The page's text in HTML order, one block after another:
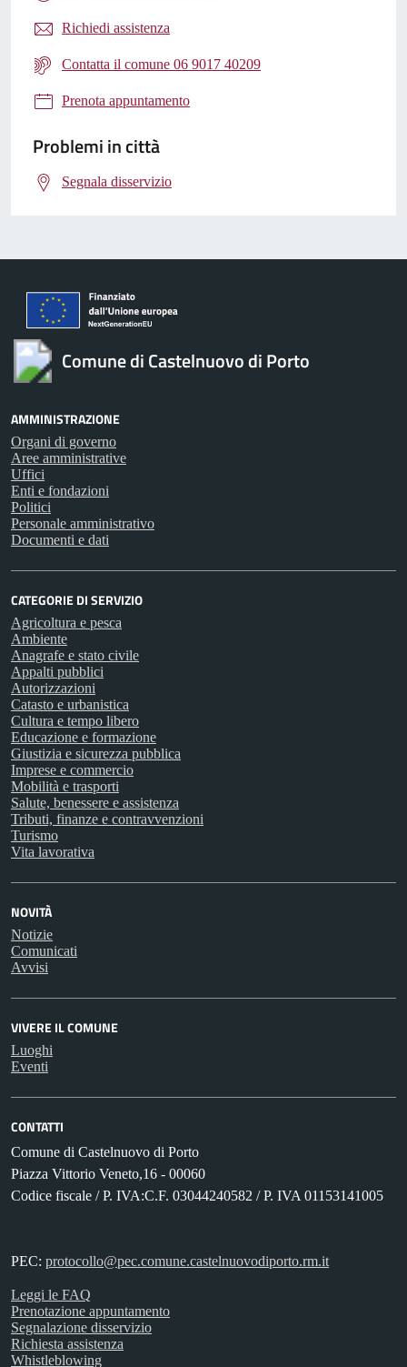
Richiedi assistenza
Contatta il comune 06 9017 40209
Prenota appuntamento
Problemi in città
Segnala disservizio
Comune di Castelnuovo di Porto
AMMINISTRAZIONE
Organi di governo
Aree amministrative
Uffici
Enti e fondazioni
Politici
Personale amministrativo
Documenti e dati
CATEGORIE DI SERVIZIO
Agricoltura e pesca
Ambiente
Anagrafe e stato civile
Appalti pubblici
Autorizzazioni
Catasto e urbanistica
Cultura e tempo libero
Educazione e formazione
Giustizia e sicurezza pubblica
Imprese e commercio
Mobilità e trasporti
Salute, benessere e assistenza
Tributi, finanze e contravvenzioni
Turismo
Vita lavorativa
NOVITÀ
Notizie
Comunicati
Avvisi
VIVERE IL COMUNE
Luoghi
Eventi
CONTATTI
Comune di Castelnuovo di Porto
Piazza Vittorio Veneto,16 - 00060
Codice fiscale / P. IVA:C.F. 03044240582 / P. IVA 01153141005
PEC: protocollo@pec.comune.castelnuovodiporto.rm.it
Leggi le FAQ
Prenotazione appuntamento
Segnalazione disservizio
Richiesta assistenza
Whistleblowing